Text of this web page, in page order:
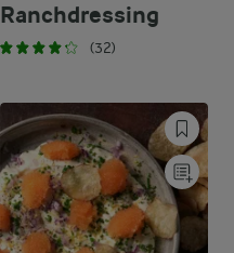
Ranchdressing
(32)